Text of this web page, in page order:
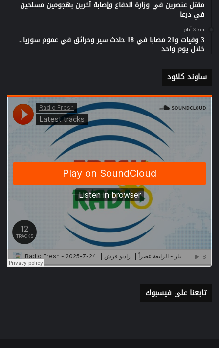
مقتل عنصرين في وزارة الدفاع وإصابة آخرين بهجومين مسلحين
في درعا
منذ 3 أيام
3 وفيات و21 مصابا في 18 حادث سير وحرائق في عموم سوريا..
خلال يوم واحد
ساوند كلاود
تابعنا على فيسبوك